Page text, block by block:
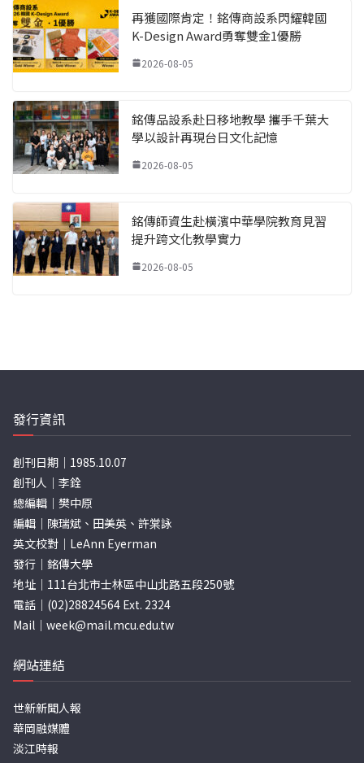
再獲國際肯定！銘傳商設系閃耀韓國
K-Design Award勇奪雙金1優勝
2026-08-05
銘傳品設系赴日移地教學 攜手千葉大
學以設計再現台日文化記憶
2026-08-05
銘傳師資生赴橫濱中華學院教育見習
提升跨文化教學實力
2026-08-05
發行資訊
創刊日期｜1985.10.07
創刊人｜李銓
總編輯｜樊中原
編輯｜陳瑞斌、田美英、許棠詠
英文校對｜LeAnn Eyerman
發行｜銘傳大學
地址｜111台北市士林區中山北路五段250號
電話｜(02)28824564 Ext. 2324
Mail｜ week@mail.mcu.edu.tw
網站連結
世新新聞人報
華岡融媒體
淡江時報